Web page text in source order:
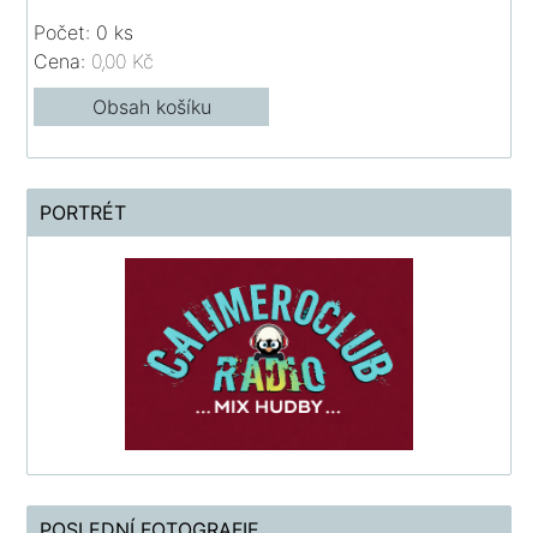
Počet: 0 ks
Cena: 0,00 Kč
Obsah košíku
PORTRÉT